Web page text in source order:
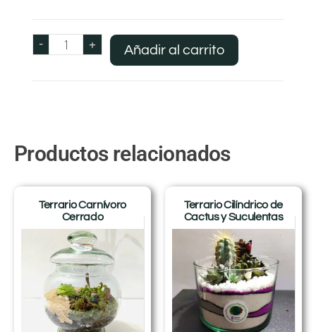
- + Añadir al carrito
Productos relacionados
Terrario Carnívoro
Cerrado
Terrario Cilíndrico de
Cactus y Suculentas